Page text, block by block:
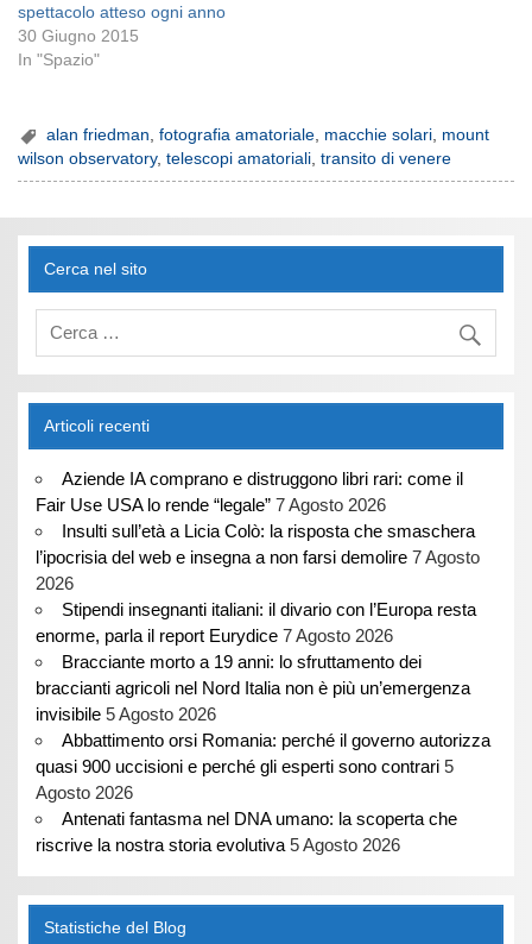
spettacolo atteso ogni anno
30 Giugno 2015
In "Spazio"
alan friedman ,fotografia amatoriale macchie solari mount
wilson observatory,telescopi amatoriali,transito di venere
Cerca nel sito
Articoli recenti
Aziende IA comprano e distruggono libri rari: come il
Fair Use USA lo rende “legale” 7 Agosto 2026
Insulti sull’età a Licia Colò: la risposta che smaschera
l’ipocrisia del web e insegna a non farsi demolire 7 Agosto
2026
Stipendi insegnanti italiani: il divario con l’Europa resta
enorme, parla il report Eurydice 7 Agosto 2026
Bracciante morto a 19 anni: lo sfruttamento dei
braccianti agricoli nel Nord Italia non è più un’emergenza
invisibile 5 Agosto 2026
Abbattimento orsi Romania: perché il governo autorizza
quasi 900 uccisioni e perché gli esperti sono contrari 5
Agosto 2026
Antenati fantasma nel DNA umano: la scoperta che
riscrive la nostra storia evolutiva 5 Agosto 2026
Statistiche del Blog